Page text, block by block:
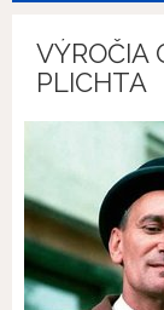
VÝROČIA
PLICHTA